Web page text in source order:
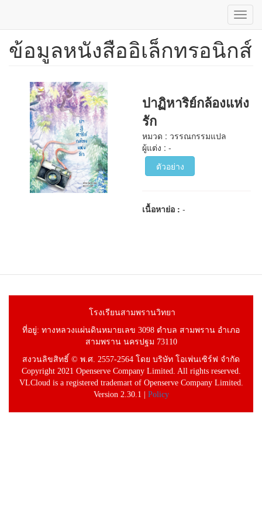
ข้าม
ข้อมูลหนังสืออิเล็กทรอนิกส์
ปาฏิหาริย์กล้องแห่ง
รัก
หมวด : วรรณกรรมแปล
ผู้แต่ง : -
ตัวอย่าง
เนื้อหาย่อ :-
โรงเรียนสามพรานวิทยา
ที่อยู่: ทางหลวงแผ่นดินหมายเลข 3098 ตำบล สามพราน อำเภอ
สามพราน นครปฐม 73110
สงวนลิขสิทธิ์ © พ.ศ. 2557-2564 โดย บริษัท โอเพ่นเซิร์ฟ จำกัด
Copyright 2021 Openserve Company Limited. All rights reserved.
VLCloud is a registered trademart of Openserve Company Limited.
Version 2.30.1 | Policy